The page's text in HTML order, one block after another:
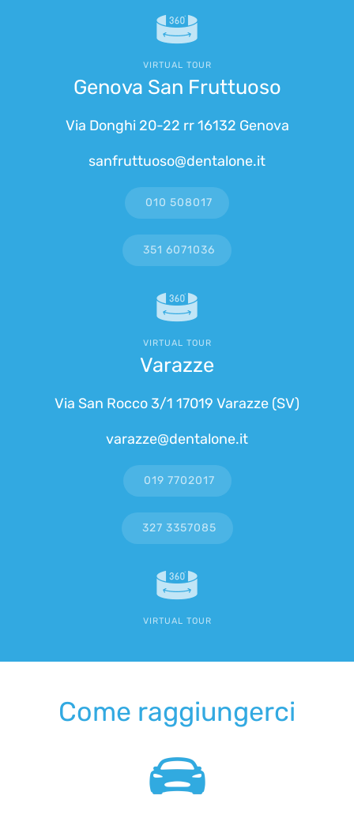
VIRTUAL TOUR
Genova San Fruttuoso
Via Donghi 20-22 rr 16132 Genova
sanfruttuoso@dentalone.it
010 508017
351 6071036
VIRTUAL TOUR
Varazze
Via San Rocco 3/1 17019 Varazze (SV)
varazze@dentalone.it
019 7702017
327 3357085
VIRTUAL TOUR
Come raggiungerci